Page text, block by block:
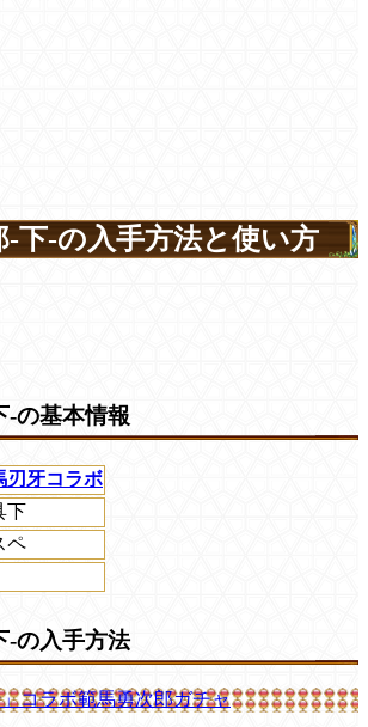
-下-の入手方法と使い方
-の基本情報
刃牙コラボ
下
ペ
-の入手方法
コラボ範馬勇次郎ガチャ